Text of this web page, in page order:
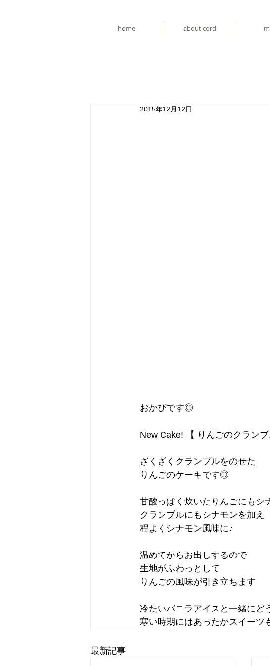
home about cord
2015年12月12日
おかぴです◎
New Cake! 【 りんごのクラン
ざくざくクランブルをのせた
りんごのケーキです◎
甘酸っぱく炊いたりんごにもシ
クランブルにもシナモンを加え
程よくシナモン風味に♪
温めてからお出しするので
生地がふわっとして
りんごの風味が引き立ちます
冷たいバニラアイスと一緒にど
寒い時期にはあったかスイーツ
最新記事